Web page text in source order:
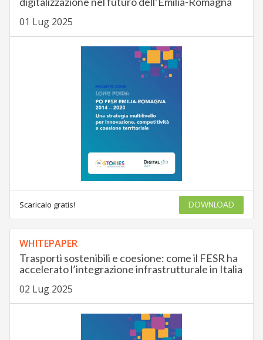
01 Lug 2025
Scaricalo gratis! DOWNLOAD
WHITEPAPER
Trasporti sostenibili e coesione: come il FESR ha
accelerato l’integrazione infrastrutturale in Italia
02 Lug 2025